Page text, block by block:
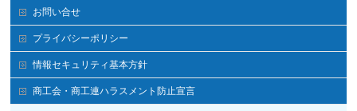
お問い合せ
プライバシーポリシー
情報セキュリティ基本方針
商工会・商工連ハラスメント防止宣言